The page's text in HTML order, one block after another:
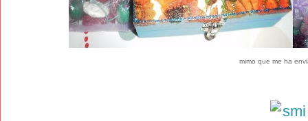
mimo que me ha